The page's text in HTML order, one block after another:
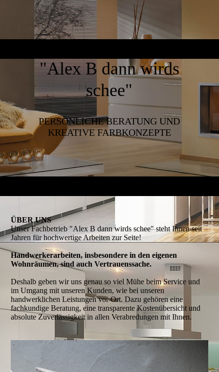
"Alex B dann wirds
schee"
PERSÖNLICHE BERATUNG UND
KREATIVE FARBKONZEPTE
ÜBER UNS
Unser Fachbetrieb "Alex B dann wirds schee"steht Ihnen seit
Jahren für hochwertige Arbeiten zur Seite!
Handwerkerarbeiten, insbesondere in den eigenen
Wohnräumen, sind auch Vertrauenssache.
Deshalb geben wir uns genau so viel Mühe beim Service und
im Umgang mit unseren Kunden, wie bei unseren
handwerklichen Leistungen vor Ort. Dazu gehören eine
fachkundige Beratung, eine transparente Kostenübersicht und
absolute Zuverlässigkeit in allen Verabredungen mit Ihnen.